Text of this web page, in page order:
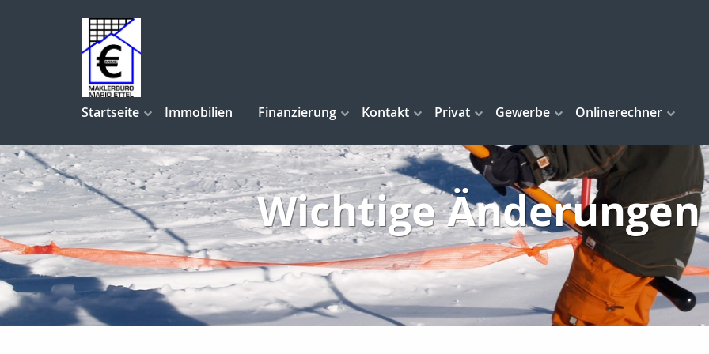
Startseite Immobilien Finanzierung Kontakt Privat Gewerbe Onlinerechner
Wichtige Änderungen